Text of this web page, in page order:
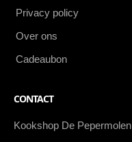
Privacy policy
Over ons
Cadeaubon
CONTACT
Kookshop De Pepermolen